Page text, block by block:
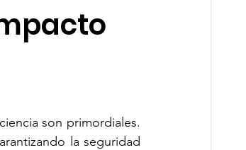
de Salud
AI-Powered Patient Care
son primordiales.
la seguridad